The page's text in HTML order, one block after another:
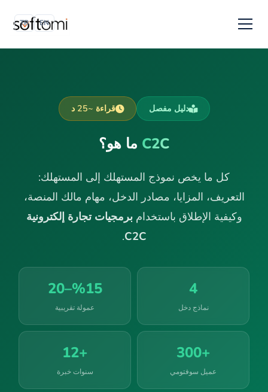
TR EN
دليل مفصل قراءة ~25 د
C2C ما هو؟
كل ما يخص نموذج المستهلك إلى المستهلك:
التعريف، المزايا، مصادر الدخل، مهام مالك المنصة،
وكيفية الإطلاق باستخدامبرمجيات تجارة إلكترونية
C2C
.
4
نماذج دخل
%15–20
عمولة تقريبية
+300
عميل سوفتومي
+12
سنوات خبرة